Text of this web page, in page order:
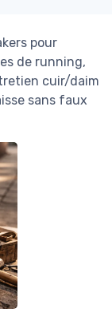
pour
de running,
cuir/daim
sans faux